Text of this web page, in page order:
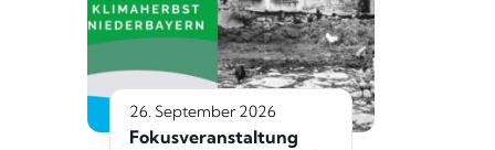
26. September 2026
Fokusveranstaltung